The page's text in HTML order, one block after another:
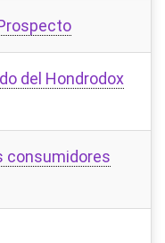
del Hondrodox
consumidores